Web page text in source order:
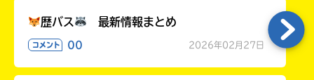
歴バス 最新情報まとめ
コメント 00 2026年02月27日